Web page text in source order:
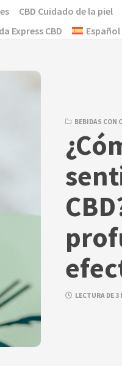
CBD Cuidado de la piel
Express CBD
Español
BEBIDAS CON
LECTURA DE